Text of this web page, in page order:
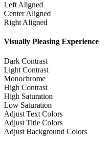
Left Aligned
Center Aligned
Right Aligned
Visually Pleasing Experience
Dark Contrast
Light Contrast
Monochrome
High Contrast
High Saturation
Low Saturation
Adjust Text Colors
Adjust Title Colors
Adjust Background Colors